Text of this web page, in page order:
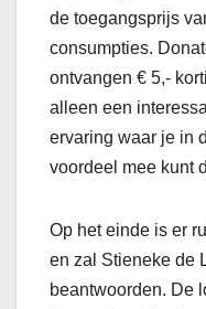
de toegangsprijs
consumpties.
ontvangen € 5,-
alleen een
ervaring waar je in
voordeel mee kunt
Op het einde is er
en zal Stieneke de
beantwoorden. De